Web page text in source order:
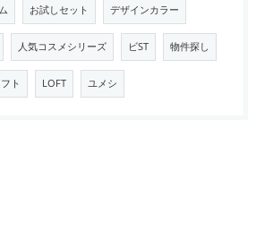
お試しセット デザインカラー
人気コスメシリーズ ビST 物件探し
ト LOFT ユメシ